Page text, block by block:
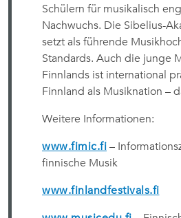
Schülern für musikalisch
Nachwuchs. Die Sibelius-
setzt als führende
Standards. Auch die junge
Finnlands ist international
Finnland als Musiknation –
Weitere Informationen:
www.fimic.fi –
finnische Musik
www.finlandfestivals.fi